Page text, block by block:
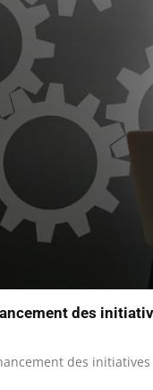
des
des